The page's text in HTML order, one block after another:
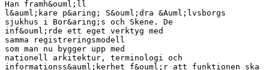
Han framh&ouml;ll
l&auml;kare p&aring; S&ouml;dra &Auml;lvsborgs
sjukhus i Bor&aring;s och Skene. De
inf&ouml;rde ett eget verktyg med
samma registreringsmodell
som man nu bygger upp med
nationell arkitektur, terminologi och
informationss&auml;kerhet f&ouml;r att funktionen ska